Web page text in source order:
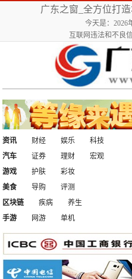
广东之窗_全方位打
今天是：2026
互联网违法和不良
资讯 财经 娱乐
科技
汽车
证券 理财 宏观
游戏
护肤
彩妆
美食
导购 评测
区块链
疾病
养生
手游
网游 单机